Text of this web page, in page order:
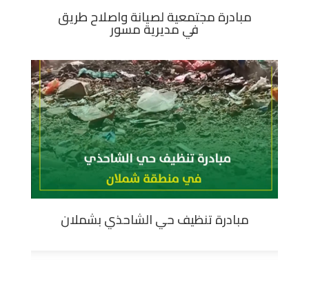
مبادرة مجتمعية لصيانة واصلاح طريق
في مديرية مسور
مبادرة تنظيف حي الشاحذي بشملان